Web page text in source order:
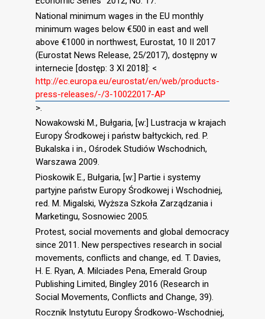
National minimum wages in the EU monthly
minimum wages below €500 in east and well
above €1000 in northwest, Eurostat, 10 II 2017
(Eurostat News Release, 25/2017), dostępny w
internecie [dostęp: 3 XI 2018]: <
http://ec.europa.eu/eurostat/en/web/products-
press-releases/-/3-10022017-AP
>.
Nowakowski M., Bułgaria, [w:] Lustracja w krajach
Europy Środkowej i państw bałtyckich, red. P.
Bukalska i in., Ośrodek Studiów Wschodnich,
Warszawa 2009.
Pioskowik E., Bułgaria, [w:] Partie i systemy
partyjne państw Europy Środkowej i Wschodniej,
red. M. Migalski, Wyższa Szkoła Zarządzania i
Marketingu, Sosnowiec 2005.
Protest, social movements and global democracy
since 2011. New perspectives research in social
movements, conﬂicts and change, ed. T. Davies,
H. E. Ryan, A. Milciades Pena, Emerald Group
Publishing Limited, Bingley 2016 (Research in
Social Movements, Conﬂicts and Change, 39).
Rocznik Instytutu Europy Środkowo-Wschodniej,